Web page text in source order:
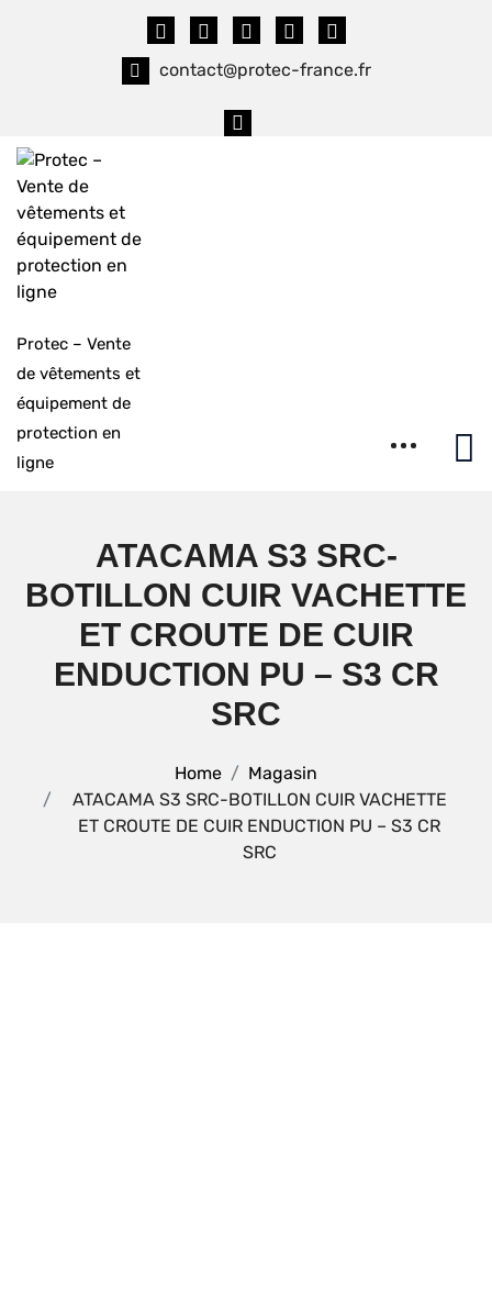
contact@protec-france.fr
Protec – Vente
de vêtements et
équipement de
protection en
ligne
ATACAMA S3 SRC-
BOTILLON CUIR VACHETTE
ET CROUTE DE CUIR
ENDUCTION PU – S3 CR
SRC
Home
Magasin
ATACAMA S3 SRC-BOTILLON CUIR VACHETTE
ET CROUTE DE CUIR ENDUCTION PU – S3 CR
SRC